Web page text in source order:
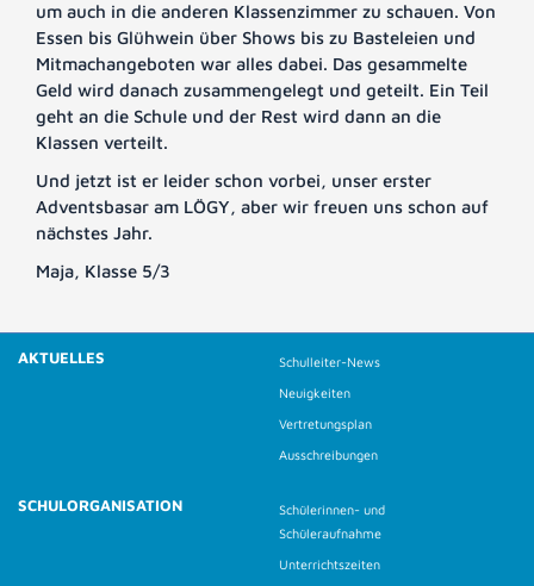
um auch in die anderen Klassenzimmer zu schauen. Von
Essen bis Glühwein über Shows bis zu Basteleien und
Mitmachangeboten war alles dabei. Das gesammelte
Geld wird danach zusammengelegt und geteilt. Ein Teil
geht an die Schule und der Rest wird dann an die
Klassen verteilt.
Und jetzt ist er leider schon vorbei, unser erster
Adventsbasar am LÖGY, aber wir freuen uns schon auf
nächstes Jahr.
Maja, Klasse 5/3
AKTUELLES
Schulleiter-News
Neuigkeiten
Vertretungsplan
Ausschreibungen
SCHULORGANISATION
Schülerinnen- und
Schüleraufnahme
Unterrichtszeiten